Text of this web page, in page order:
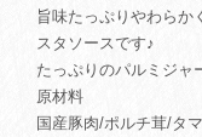
旨味たっぷりやわらか
スタソースです♪
たっぷりのパルミジャ
原材料
国産豚肉/ポルチ茸/タ